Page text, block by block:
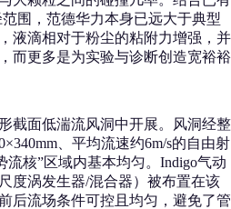
围，范德华力本身已远大于典型
液滴相对于粉尘的粘附力增强，并
而更多是为实验与诊断创造宽裕裕
截面低湍流风洞中开展。风洞经整
、平均流速约6m/s的自由射
流核”区域内基本均匀。Indigo气动
度涡发生器/混合器）被布置在该
后流场条件可控且均匀，避免了管